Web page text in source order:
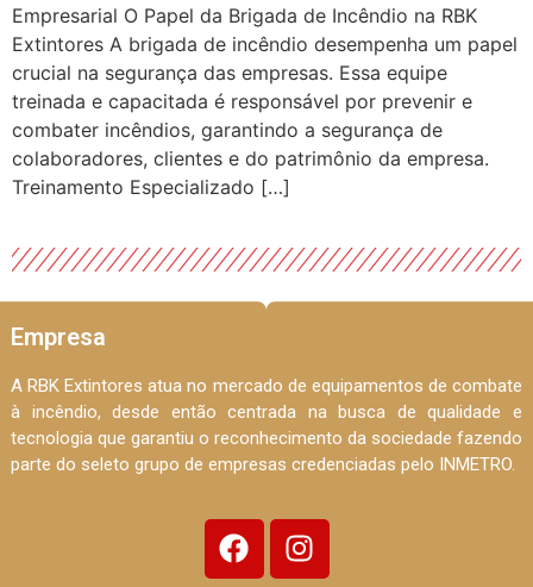
Empresarial O Papel da Brigada de Incêndio na RBK
Extintores A brigada de incêndio desempenha um papel
crucial na segurança das empresas. Essa equipe
treinada e capacitada é responsável por prevenir e
combater incêndios, garantindo a segurança de
colaboradores, clientes e do patrimônio da empresa.
Treinamento Especializado […]
Empresa
A RBK Extintores atua no mercado de equipamentos de combate
à incêndio, desde então centrada na busca de qualidade e
tecnologia que garantiu o reconhecimento da sociedade fazendo
parte do seleto grupo de empresas credenciadas pelo INMETRO.